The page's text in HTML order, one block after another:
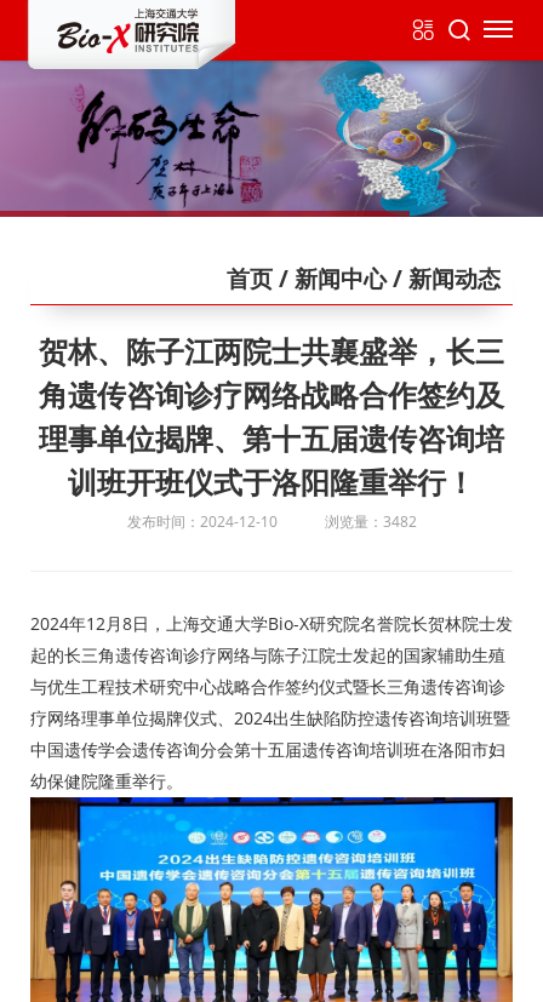
首页/ 新闻中心/ 新闻动态
贺林、陈子江两院士共襄盛举，长三
角遗传咨询诊疗网络战略合作签约及
理事单位揭牌、第十五届遗传咨询培
训班开班仪式于洛阳隆重举行！
发布时间：2024-12-10 浏览量：3482
2024年12月8日，上海交通大学Bio-X研究院名誉院长贺林院士发
起的长三角遗传咨询诊疗网络与陈子江院士发起的国家辅助生殖
与优生工程技术研究中心战略合作签约仪式暨长三角遗传咨询诊
疗网络理事单位揭牌仪式、2024出生缺陷防控遗传咨询培训班暨
中国遗传学会遗传咨询分会第十五届遗传咨询培训班在洛阳市妇
幼保健院隆重举行。